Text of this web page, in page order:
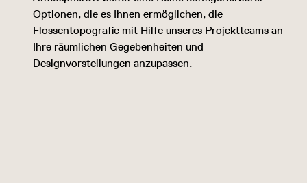
Optionen, die es Ihnen ermöglichen, die
Flossentopografie mit Hilfe unseres Projektteams an
Ihre räumlichen Gegebenheiten und
Designvorstellungen anzupassen.